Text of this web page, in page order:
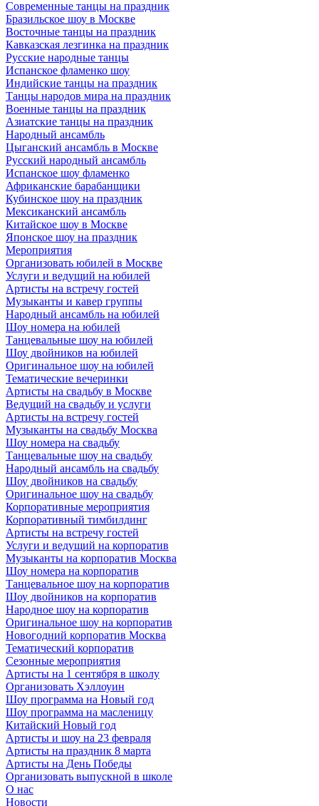
Современные танцы на праздник
Бразильское шоу в Москве
Восточные танцы на праздник
Кавказская лезгинка на праздник
Русские народные танцы
Испанское фламенко шоу
Индийские танцы на праздник
Танцы народов мира на праздник
Военные танцы на праздник
Азиатские танцы на праздник
Народный ансамбль
Цыганский ансамбль в Москве
Русский народный ансамбль
Испанское шоу фламенко
Африканские барабанщики
Кубинское шоу на праздник
Мексиканский ансамбль
Китайское шоу в Москве
Японское шоу на праздник
Мероприятия
Организовать юбилей в Москве
Услуги и ведущий на юбилей
Артисты на встречу гостей
Музыканты и кавер группы
Народный ансамбль на юбилей
Шоу номера на юбилей
Танцевальные шоу на юбилей
Шоу двойников на юбилей
Оригинальное шоу на юбилей
Тематические вечеринки
Артисты на свадьбу в Москве
Ведущий на свадьбу и услуги
Артисты на встречу гостей
Музыканты на свадьбу Москва
Шоу номера на свадьбу
Танцевальные шоу на свадьбу
Народный ансамбль на свадьбу
Шоу двойников на свадьбу
Оригинальное шоу на свадьбу
Корпоративные мероприятия
Корпоративный тимбилдинг
Артисты на встречу гостей
Услуги и ведущий на корпоратив
Музыканты на корпоратив Москва
Шоу номера на корпоратив
Танцевальное шоу на корпоратив
Шоу двойников на корпоратив
Народное шоу на корпоратив
Оригинальное шоу на корпоратив
Новогодний корпоратив Москва
Тематический корпоратив
Сезонные мероприятия
Артисты на 1 сентября в школу
Организовать Хэллоуин
Шоу программа на Новый год
Шоу программа на масленицу
Китайский Новый год
Артисты и шоу на 23 февраля
Артисты на праздник 8 марта
Артисты на День Победы
Организовать выпускной в школе
О нас
Новости